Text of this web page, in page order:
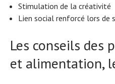
Stimulation de la créativité
Lien social renforcé lors de
Les conseils des
et alimentation,